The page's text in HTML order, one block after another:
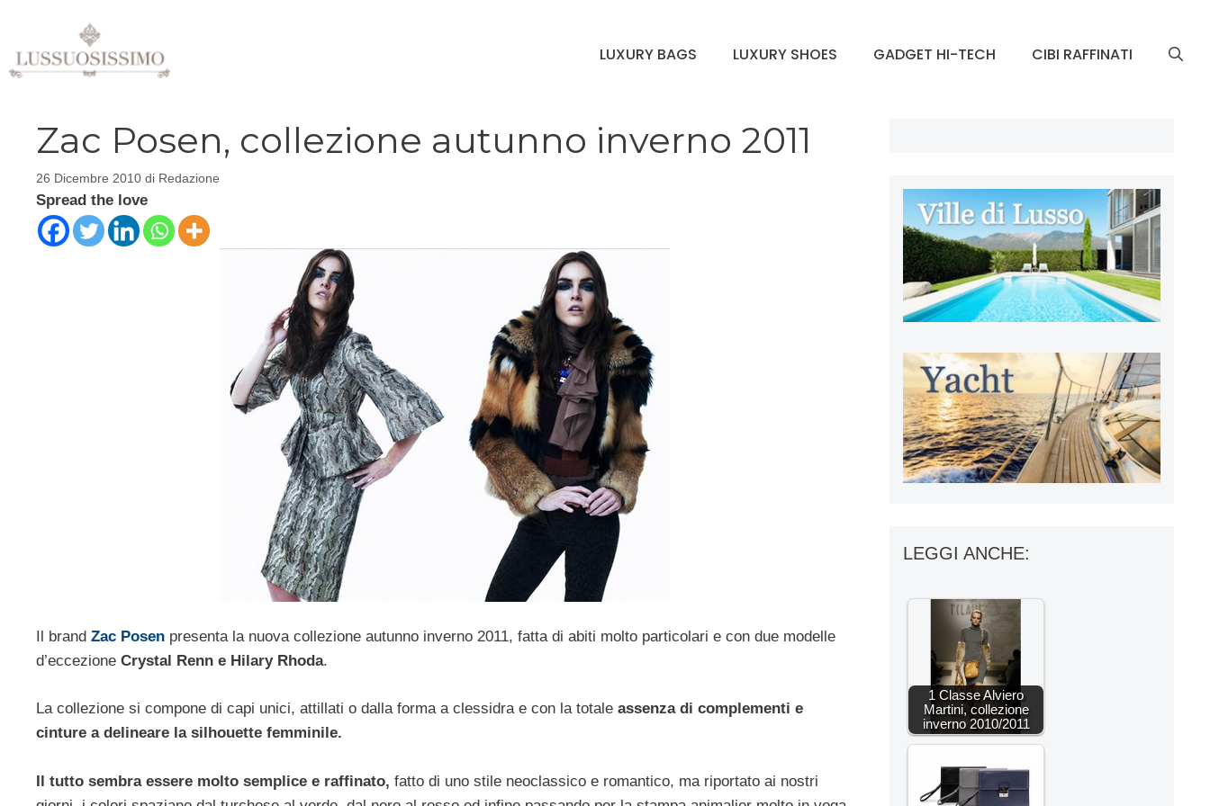
contenuto
LUXURY BAGS LUXURY SHOES GADGET HI-TECH CIBI RAFFINATI
Zac Posen, collezione autunno inverno 2011
26 Dicembre 2010 di Redazione
Spread the love
Il brand Zac Posen presenta la nuova collezione autunno inverno 2011, fatta di abiti molto particolari e con due modelle
d’eccezione Crystal Renn e Hilary Rhoda.
La collezione si compone di capi unici, attillati o dalla forma a clessidra e con la totale assenza di complementi e
cinture a delineare la silhouette femminile.
Il tutto sembra essere molto semplice e raffinato, fatto di uno stile neoclassico e romantico, ma riportato ai nostri
LEGGI ANCHE:
1 Classe Alviero
Martini, collezione
inverno 2010/2011